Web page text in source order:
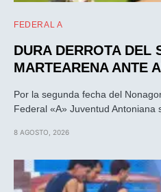
FEDERAL A
DURA DERROTA DEL
MARTEARENA ANTE
Por la segunda fecha del
Federal «A» Juventud Antoniana
8 AGOSTO, 2026